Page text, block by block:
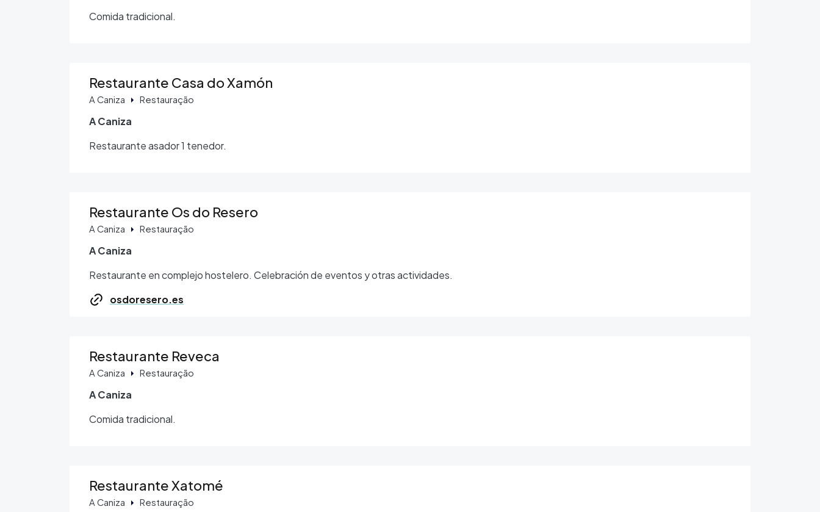
Comida tradicional.
Restaurante Casa do Xamón
A Caniza Restauração
A Caniza
Restaurante asador 1 tenedor.
Restaurante Os do Resero
A Caniza Restauração
A Caniza
Restaurante en complejo hostelero. Celebración de eventos y otras actividades.
osdoresero.es
Restaurante Reveca
A Caniza Restauração
A Caniza
Comida tradicional.
Restaurante Xatomé
A Caniza Restauração